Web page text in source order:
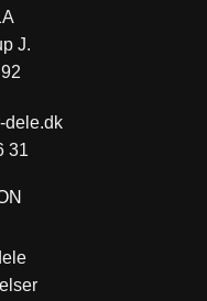
J.
dele.dk
31